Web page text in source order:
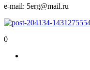
e-mail: 5erg@mail.ru
0